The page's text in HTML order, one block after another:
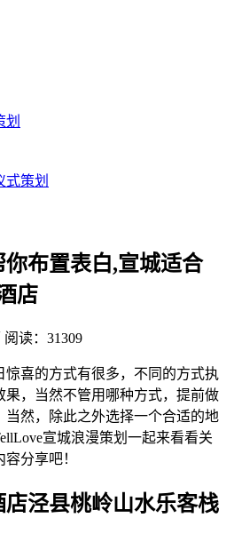
划
式策划
布置表白,宣城适合
店
阅读：31309
喜的方式有很多，不同的方式执
，当然不管用哪种方式，提前做
然，除此之外选择一个合适的地
宣城浪漫策划一起来看看关
分享吧！
泾县桃岭山水乐客栈